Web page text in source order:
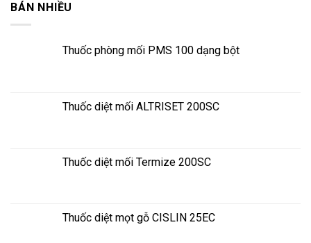
BÁN NHIỀU
Thuốc phòng mối PMS 100 dạng bột
Thuốc diệt mối ALTRISET 200SC
Thuốc diệt mối Termize 200SC
Thuốc diệt mọt gỗ CISLIN 25EC